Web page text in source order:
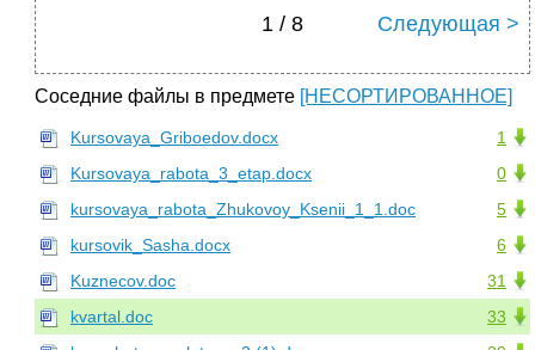
1 / 8 Следующая >
Соседние файлы в предмете [НЕСОРТИРОВАННОЕ]
1
Kursovaya_Griboedov.docx
0
Kursovaya_rabota_3_etap.docx
5
kursovaya_rabota_Zhukovoy_Ksenii_1_1.doc
6
kursovik_Sasha.docx
31
Kuznecov.doc
33
kvartal.doc